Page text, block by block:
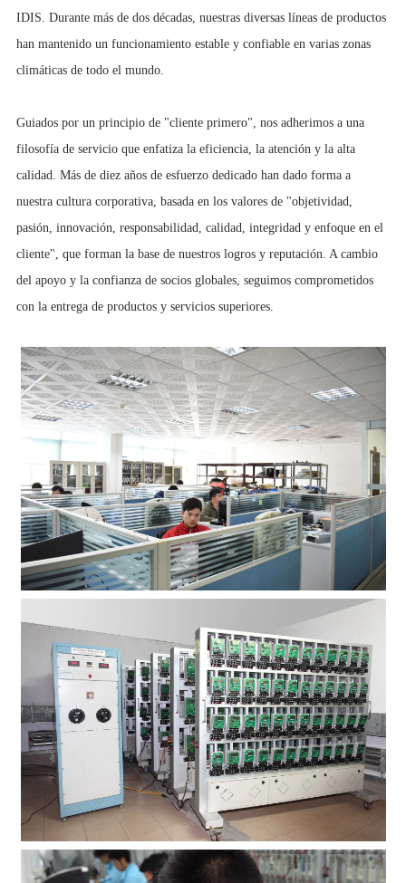
IDIS. Durante más de dos décadas, nuestras diversas líneas de productos
han mantenido un funcionamiento estable y confiable en varias zonas
climáticas de todo el mundo.
Guiados por un principio de "cliente primero", nos adherimos a una
filosofía de servicio que enfatiza la eficiencia, la atención y la alta
calidad. Más de diez años de esfuerzo dedicado han dado forma a
nuestra cultura corporativa, basada en los valores de "objetividad,
pasión, innovación, responsabilidad, calidad, integridad y enfoque en el
cliente", que forman la base de nuestros logros y reputación. A cambio
del apoyo y la confianza de socios globales, seguimos comprometidos
con la entrega de productos y servicios superiores.